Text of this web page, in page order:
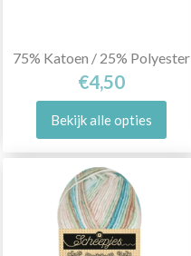
75% Katoen / 25% Polyester
€4,50
Bekijk alle opties